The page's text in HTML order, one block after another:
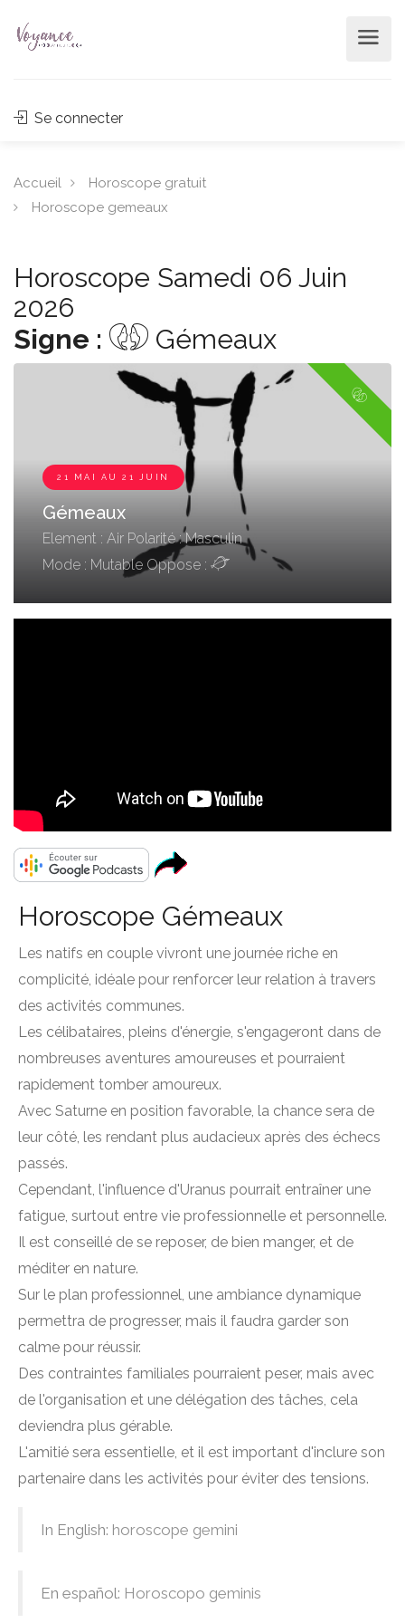
Se connecter
Accueil
Horoscope gratuit
Horoscope gemeaux
Horoscope Samedi 06 Juin
2026
Signe :
Gémeaux
21 MAI AU 21 JUIN
Gémeaux
Element : Air Polarité : Masculin
Mode : Mutable Oppose :
Horoscope Gémeaux
Les natifs en couple vivront une journée riche en
complicité, idéale pour renforcer leur relation à travers
des activités communes.
Les célibataires, pleins d'énergie, s'engageront dans de
nombreuses aventures amoureuses et pourraient
rapidement tomber amoureux.
Avec Saturne en position favorable, la chance sera de
leur côté, les rendant plus audacieux après des échecs
passés.
Cependant, l'influence d'Uranus pourrait entraîner une
fatigue, surtout entre vie professionnelle et personnelle.
Il est conseillé de se reposer, de bien manger, et de
méditer en nature.
Sur le plan professionnel, une ambiance dynamique
permettra de progresser, mais il faudra garder son
calme pour réussir.
Des contraintes familiales pourraient peser, mais avec
de l'organisation et une délégation des tâches, cela
deviendra plus gérable.
L'amitié sera essentielle, et il est important d'inclure son
partenaire dans les activités pour éviter des tensions.
In English: horoscope gemini
En español: Horoscopo geminis